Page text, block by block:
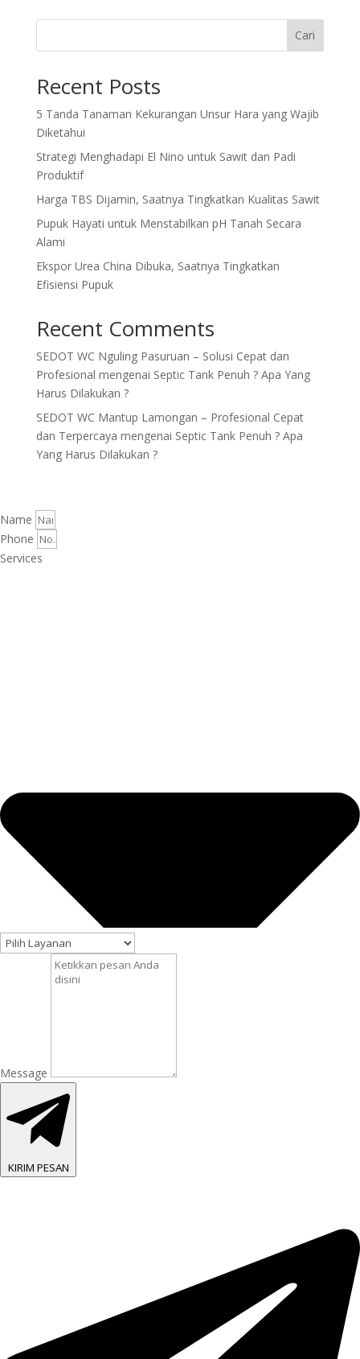
Cari
Recent Posts
5 Tanda Tanaman Kekurangan Unsur Hara yang Wajib
Diketahui
Strategi Menghadapi El Nino untuk Sawit dan Padi
Produktif
Harga TBS Dijamin, Saatnya Tingkatkan Kualitas Sawit
Pupuk Hayati untuk Menstabilkan pH Tanah Secara
Alami
Ekspor Urea China Dibuka, Saatnya Tingkatkan
Efisiensi Pupuk
Recent Comments
SEDOT WC Nguling Pasuruan – Solusi Cepat dan
Profesional mengenai Septic Tank Penuh ? Apa Yang
Harus Dilakukan ?
SEDOT WC Mantup Lamongan – Profesional Cepat
dan Terpercaya mengenai Septic Tank Penuh ? Apa
Yang Harus Dilakukan ?
Name
Phone
Services
Message
KIRIM PESAN